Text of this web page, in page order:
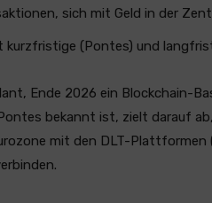
sich mit Geld in der
(Pontes) und
Ende 2026 ein Blockchain-
bekannt ist, zielt darauf
mit den DLT-